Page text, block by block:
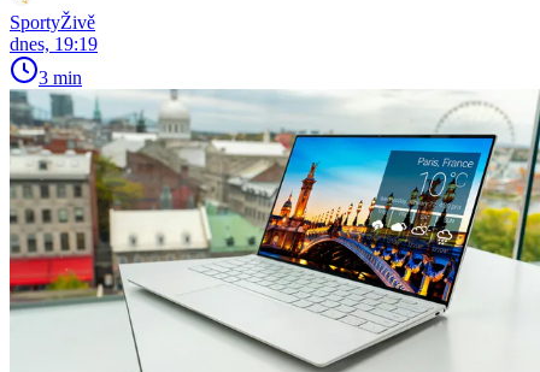
SportyŽivě
dnes, 19:19
3 min